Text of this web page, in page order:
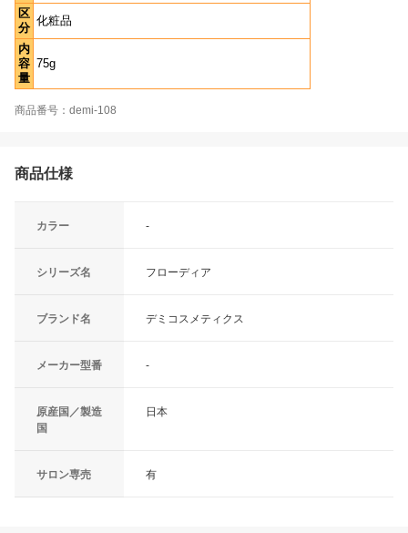
区
分
化粧品
内
容
量
75g
商品番号：demi-108
商品仕様
カラー -
シリーズ名 フローディア
ブランド名 デミコスメティクス
メーカー型番 -
原産国／製造
国
日本
サロン専売 有